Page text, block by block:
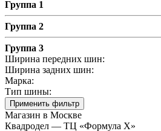
Группа 1
Группа 2
Группа 3
Ширина передних шин:
Ширина задних шин:
Марка:
Тип шины:
Применить фильтр
Магазин в Москве
Квадродел — ТЦ «Формула Х»